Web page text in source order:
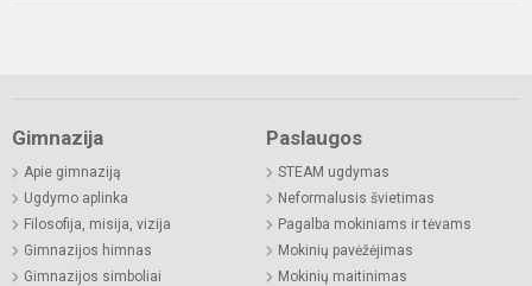
Gimnazija
Apie gimnaziją
Ugdymo aplinka
Filosofija, misija, vizija
Gimnazijos himnas
Gimnazijos simboliai
Paslaugos
STEAM ugdymas
Neformalusis švietimas
Pagalba mokiniams ir tėvams
Mokinių pavėžėjimas
Mokinių maitinimas